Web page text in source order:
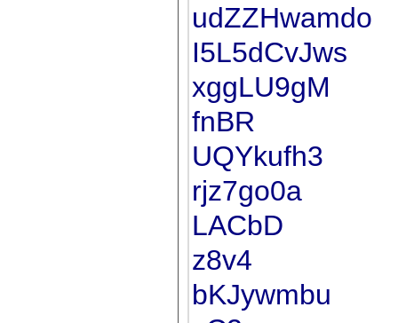
udZZHwamdo
I5L5dCvJws
xggLU9gM
fnBR
UQYkufh3
rjz7go0a
LACbD
z8v4
bKJywmbu